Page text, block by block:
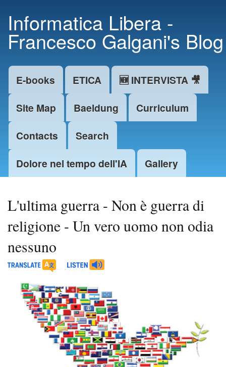
main
content
Informatica Libera -
Francesco Galgani's Blog
Main menu
E-books ETICA
🆕 INTERVISTA 🎥
Site Map
Baeldung
Curriculum
Contacts
Search
Dolore nel tempo dell'IA
Gallery
L'ultima guerra - Non è guerra di
religione - Un vero uomo non odia
nessuno